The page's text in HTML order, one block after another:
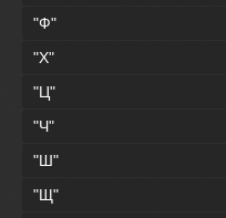
"Ф"
"Х"
"Ц"
"Ч"
"Ш"
"Щ"